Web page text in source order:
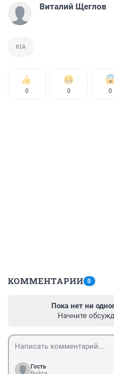
Виталий Щеглов
KIA
0 0 0
КОММЕНТАРИИ 0
Пока нет ни
Начните
Гость